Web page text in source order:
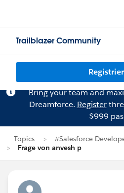
Trailblazer Community
Bring your team and
Dreamforce. Register
$999
Topics
#Salesforce
Frage von anvesh p